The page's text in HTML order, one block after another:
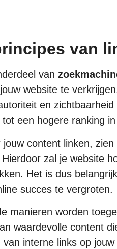
van
van
website te
en
een hogere ranking
content linken,
zal je website
Het is dus
succes te vergroten.
manieren worden
waardevolle content
interne links op